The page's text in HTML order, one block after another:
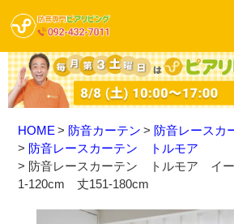
HOME 防音カーテン
防音レースカ
防音レースカーテン トルモア
防音レースカーテン トルモア イ
1-120cm 丈151-180cm